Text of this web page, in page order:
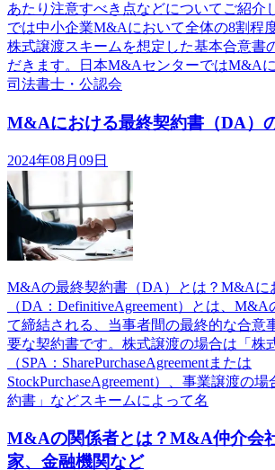
あたり注意すべき点などについてご紹介
では中小企業M&Aにおいて全体の8割程
株式譲渡スキームを想定した基本合意書
だきます。日本M&AセンターではM&A
司法書士・公認会
M&Aにおける最終契約書（DA）
2024年08月09日
M&Aの最終契約書（DA）とは？M&Aに
（DA：DefinitiveAgreement）とは、
て締結される、当事者間の最終的な合意
要な契約書です。株式譲渡の場合は「株
（SPA：SharePurchaseAgreementまたは
StockPurchaseAgreement）、事業譲渡の
約書」などスキームによって名
M&Aの関係者とは？M&A仲介会
家、金融機関など